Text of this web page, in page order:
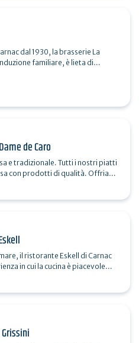
dal 1930, la brasserie La
familiare, è lieta di
locale ricco di storia. Il nostro
de Caro
e tradizionale. Tutti i nostri piatti
con prodotti di qualità. Offriamo
hamburger, piatti vegani…
il ristorante Eskell di Carnac
in cui la cucina è piacevole